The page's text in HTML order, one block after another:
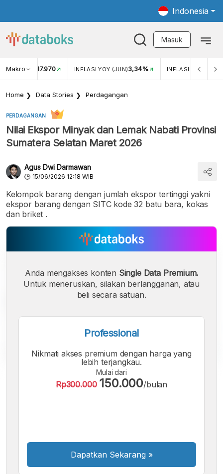
Indonesia
Masuk
Makro
USD/IDR 17.970 INFLASI YOY (JUN)3,34% INFLASI MOM
Home Data Stories Perdagangan
PERDAGANGAN
Nilai Ekspor Minyak dan Lemak Nabati Provinsi
Sumatera Selatan Maret 2026
Agus Dwi Darmawan
15/06/2026 12:18 WIB
Kelompok barang dengan jumlah ekspor tertinggi yakni
ekspor barang dengan SITC kode 32 batu bara, kokas
dan briket .
Font
A
Font
A
Font
Anda mengakses konten Single Data Premium.
Untuk meneruskan, silakan berlangganan, atau
beli secara satuan.
Professional
Nikmati akses premium dengan harga yang
lebih terjangkau.
Mulai dari
Rp300.000 150.000/bulan
Dapatkan Sekarang »